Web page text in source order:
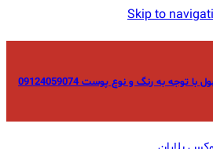
Skip to
به رنگ و نوع پوست 09124059074